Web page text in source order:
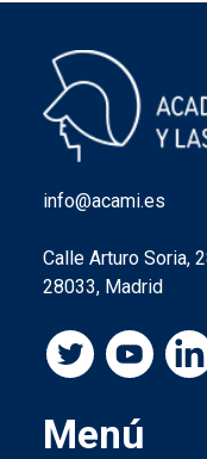
info@acami.es
Calle Arturo Soria,
28033, Madrid
Menú